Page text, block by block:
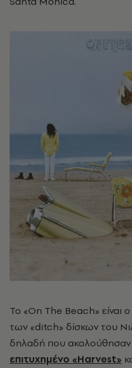
Το «On The Beach» είναι
των «ditch» δίσκων του
δηλαδή που ακολούθησαν
επιτυχημένο «Harvest»